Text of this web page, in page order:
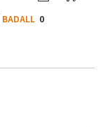
BADALL0